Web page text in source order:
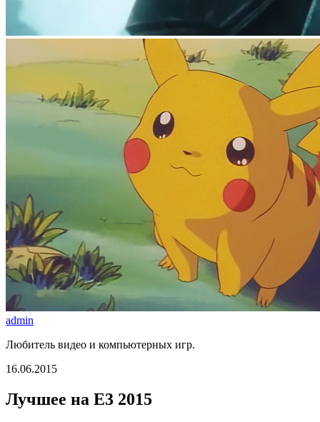
Игровое кино
Инструкции
admin
Любитель видео и компьютерных игр.
16.06.2015
Лучшее на E3 2015